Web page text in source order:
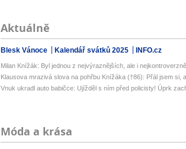
Aktuálně
Blesk Vánoce Kalendář svátků 2025 INFO.cz
Milan Knížák: Byl jednou z nejvýraznějších, ale i
Klausova mrazivá slova na pohřbu Knížáka (†86): Přál jsem si,
Vnuk ukradl auto babičce: Ujížděl s ním před policisty! Úprk
Móda a krása